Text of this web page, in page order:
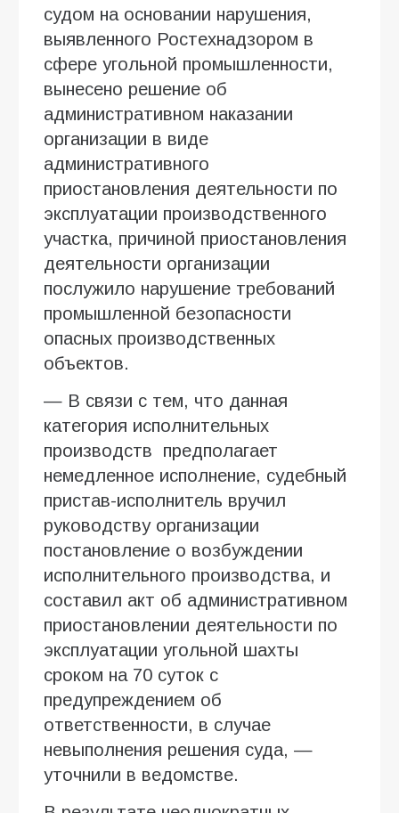
судом на основании нарушения,
выявленного Ростехнадзором в
сфере угольной промышленности,
вынесено решение об
административном наказании
организации в виде
административного
приостановления деятельности по
эксплуатации производственного
участка, причиной приостановления
деятельности организации
послужило нарушение требований
промышленной безопасности
опасных производственных
объектов.
— В связи с тем, что данная
категория исполнительных
производств предполагает
немедленное исполнение, судебный
пристав-исполнитель вручил
руководству организации
постановление о возбуждении
исполнительного производства, и
составил акт об административном
приостановлении деятельности по
эксплуатации угольной шахты
сроком на 70 суток с
предупреждением об
ответственности, в случае
невыполнения решения суда, —
уточнили в ведомстве.